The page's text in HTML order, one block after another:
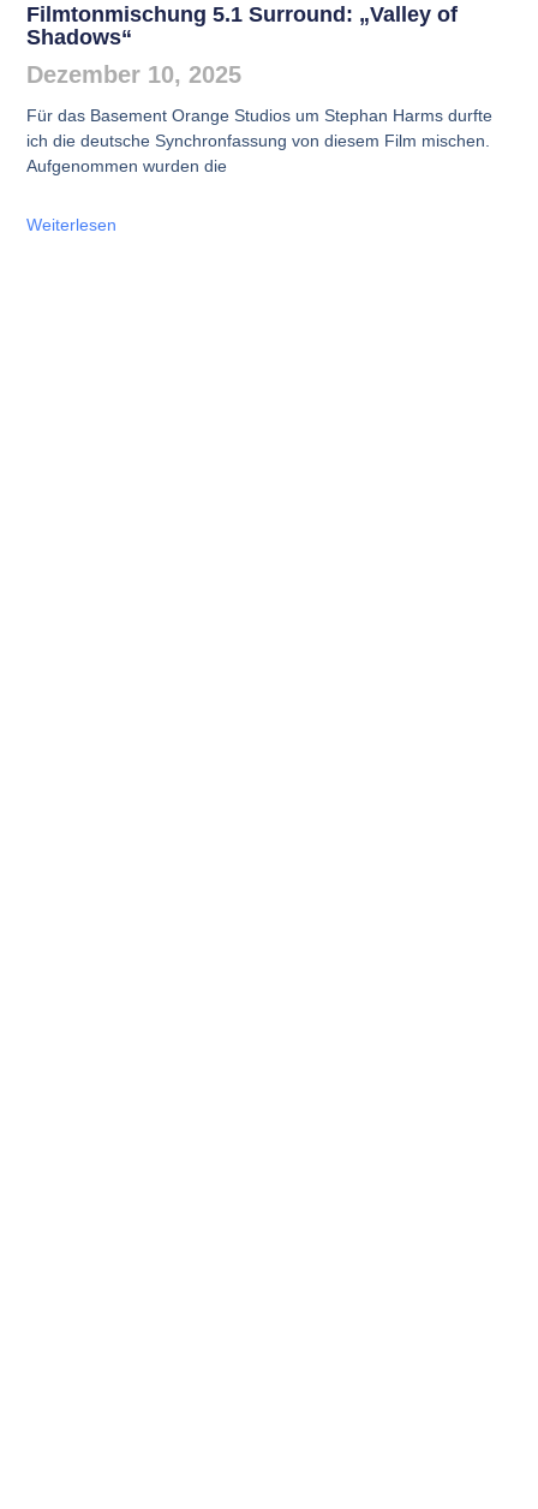
Filmtonmischung 5.1 Surround: „Valley of
Shadows“
Dezember 10, 2025
Für das Basement Orange Studios um Stephan Harms durfte
ich die deutsche Synchronfassung von diesem Film mischen.
Aufgenommen wurden die
Weiterlesen